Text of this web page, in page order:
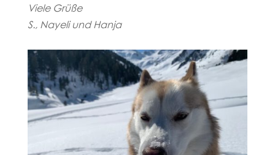
Viele Grüße
S., Nayeli und Hanja